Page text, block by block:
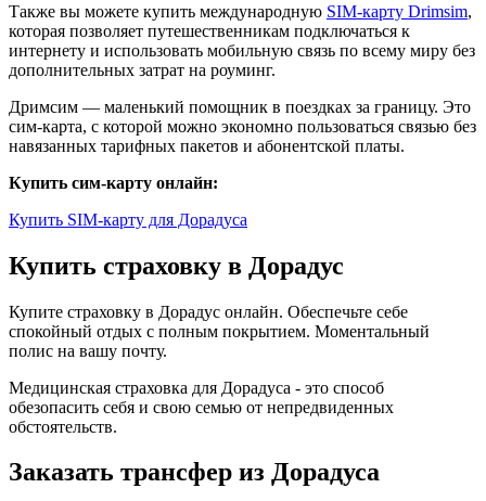
Также вы можете купить международную SIM-карту Drimsim,
которая позволяет путешественникам подключаться к
интернету и использовать мобильную связь по всему миру без
дополнительных затрат на роуминг.
Дримсим — маленький помощник в поездках за границу. Это
сим-карта, с которой можно экономно пользоваться связью без
навязанных тарифных пакетов и абонентской платы.
Купить сим-карту онлайн:
Купить SIM-карту для Дорадуса
Купить страховку в Дорадус
Купите страховку в Дорадус онлайн. Обеспечьте себе
спокойный отдых с полным покрытием. Моментальный
полис на вашу почту.
Медицинская страховка для Дорадуса - это способ
обезопасить себя и свою семью от непредвиденных
обстоятельств.
Заказать трансфер из Дорадуса